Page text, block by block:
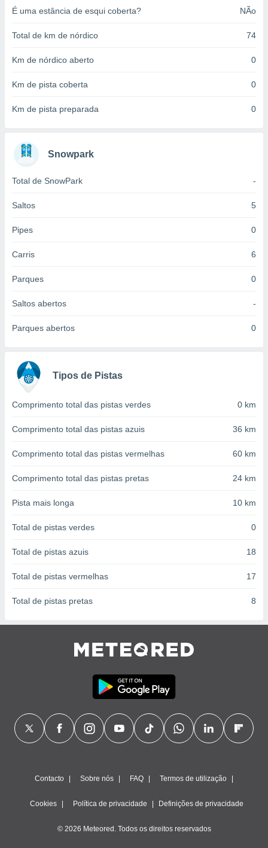
num
criar
medir
da
de
de dados
e melhorar
através
1199
É uma estância de esqui coberta? NÃo
Total de km de nórdico 74
Km de nórdico aberto 0
Km de pista coberta 0
Km de pista preparada 0
Snowpark
Total de SnowPark -
Saltos 5
Pipes 0
Carris 6
Parques 0
Saltos abertos -
Parques abertos 0
Tipos de Pistas
Comprimento total das pistas verdes 0 km
Comprimento total das pistas azuis 36 km
Comprimento total das pistas vermelhas 60 km
Comprimento total das pistas pretas 24 km
Pista mais longa 10 km
Total de pistas verdes 0
Total de pistas azuis 18
Total de pistas vermelhas 17
Total de pistas pretas 8
Contacto Sobre nós FAQ Termos de utilização
Cookies Política de privacidade Definições de privacidade
© 2026 Meteored. Todos os direitos reservados